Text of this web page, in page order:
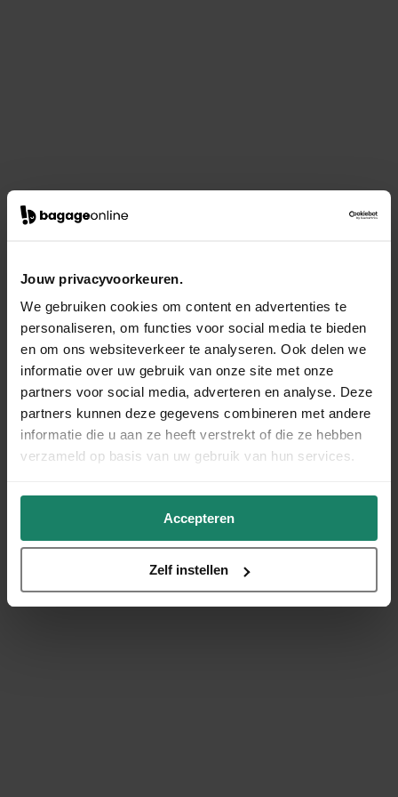
Jouw privacyvoorkeuren.
We gebruiken cookies om content en advertenties te
personaliseren, om functies voor social media te bieden
en om ons websiteverkeer te analyseren. Ook delen we
informatie over uw gebruik van onze site met onze
partners voor social media, adverteren en analyse. Deze
partners kunnen deze gegevens combineren met andere
informatie die u aan ze heeft verstrekt of die ze hebben
verzameld op basis van uw gebruik van hun services.
Accepteren
Zelf instellen